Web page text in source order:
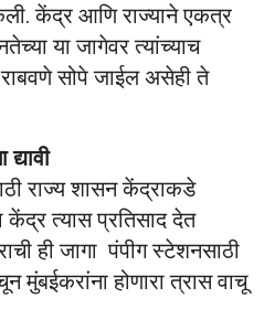
केंद्र आणि राज्याने एकत्र
या जागेवर त्यांच्याच
सोपे जाईल असेही ते
राज्य शासन केंद्राकडे
केंद्र त्यास प्रतिसाद देत
ही जागा पंपीग स्टेशनसाठी
मुंबईकरांना होणारा त्रास वाचू